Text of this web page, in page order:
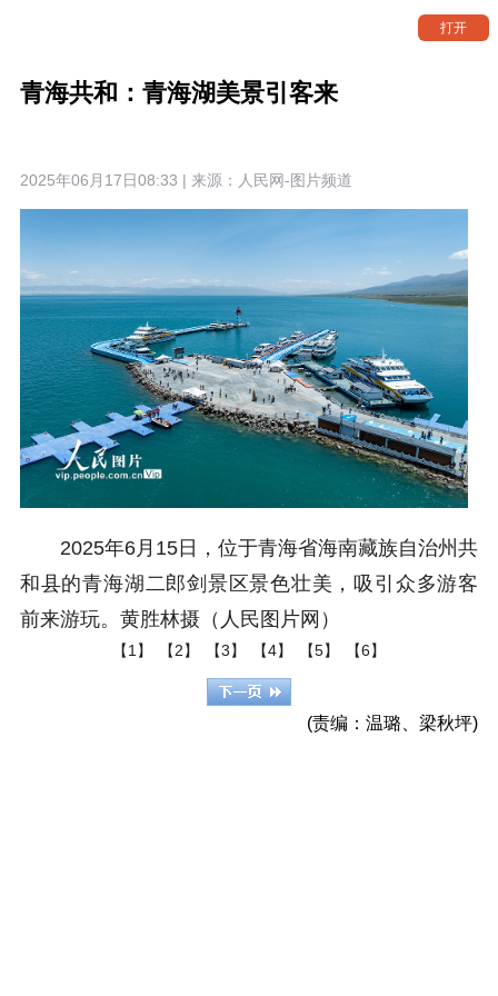
打开
青海共和：青海湖美景引客来
2025年06月17日08:33 | 来源： 人民网-图片频道
2025年6月15日，位于青海省海南藏族自治州共
和县的青海湖二郎剑景区景色壮美，吸引众多游客
前来游玩。黄胜林摄（人民图片网）
【1】 【2】 【3】 【4】 【5】 【6】
(责编：温璐、梁秋坪)